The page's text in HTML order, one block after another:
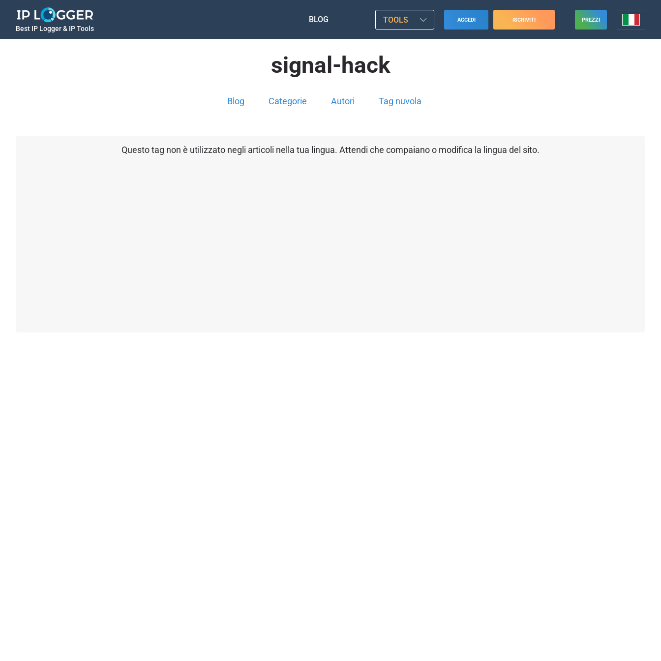
Best IP Logger & IP Tools
BLOG TOOLS ACCEDI ISCRIVITI PREZZI
signal-hack
Blog Categorie Autori Tag nuvola